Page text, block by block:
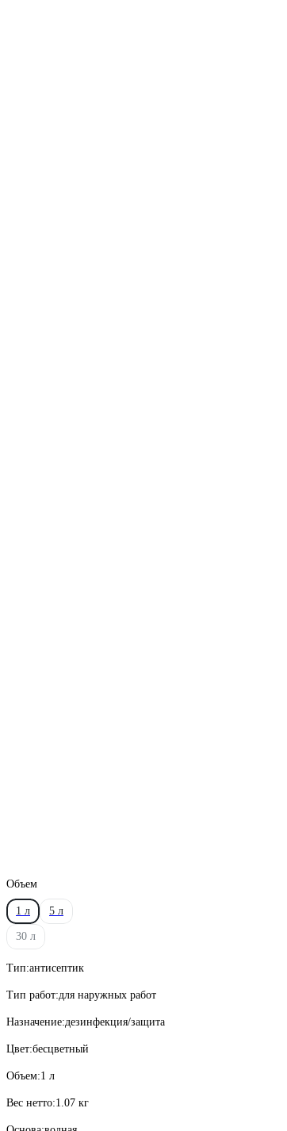
Объем
1 л 5 л
30 л
Тип:антисептик
Тип работ:для наружных работ
Назначение:дезинфекция/защита
Цвет:бесцветный
Объем:1 л
Вес нетто:1.07 кг